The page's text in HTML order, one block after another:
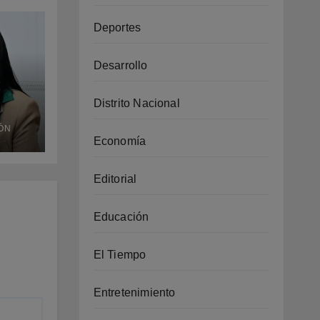
no
Deportes
Desarrollo
Distrito Nacional
Economía
Editorial
Educación
El Tiempo
Entretenimiento